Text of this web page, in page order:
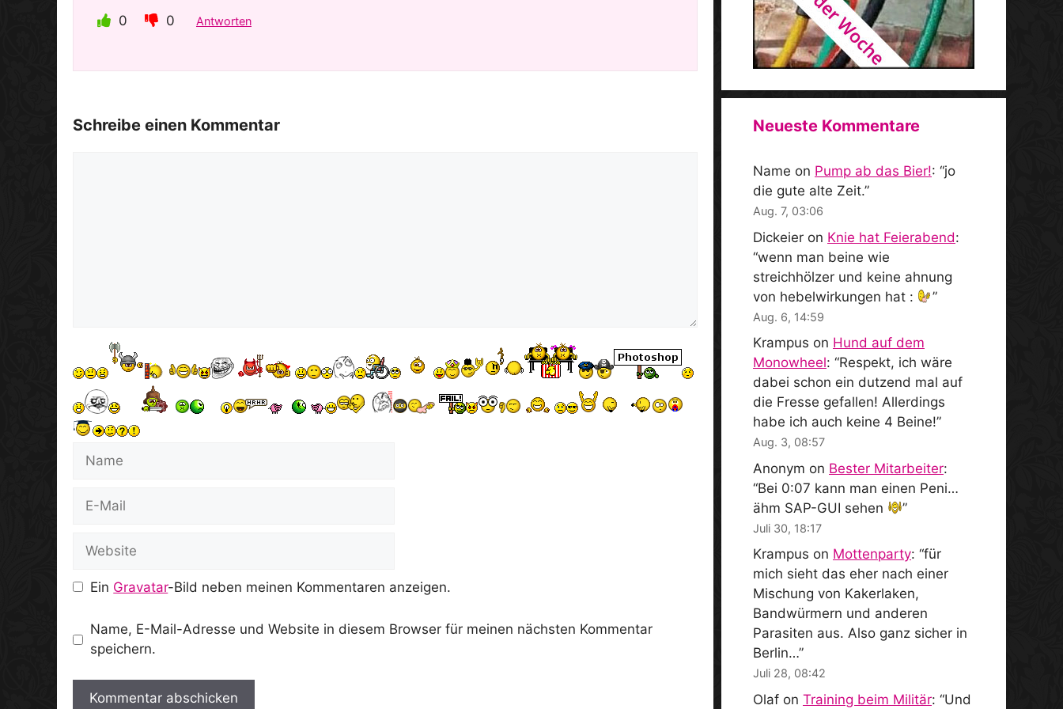
0 0 Antworten
Schreibe einen Kommentar
Mail
Ein Gravatar-Bild neben meinen Kommentaren anzeigen.
Name, E-Mail-Adresse und Website in diesem Browser für meinen nächsten Kommentar
speichern.
Neueste Kommentare
Name on Pump ab das Bier!: “jo
die gute alte Zeit.”
Aug. 7, 03:06
Dickeier on Knie hat Feierabend:
“wenn man beine wie
streichhölzer und keine ahnung
von hebelwirkungen hat :
”
Aug. 6, 14:59
Krampus on Hund auf dem
Monowheel: “Respekt, ich wäre
dabei schon ein dutzend mal auf
die Fresse gefallen! Allerdings
habe ich auch keine 4 Beine!”
Aug. 3, 08:57
Anonym on Bester Mitarbeiter:
“Bei 0:07 kann man einen Peni…
ähm SAP-GUI sehen
”
Juli 30, 18:17
Krampus on Mottenparty: “für
mich sieht das eher nach einer
Mischung von Kakerlaken,
Bandwürmern und anderen
Parasiten aus. Also ganz sicher in
Berlin…”
Juli 28, 08:42
Olaf on Training beim Militär: “Und